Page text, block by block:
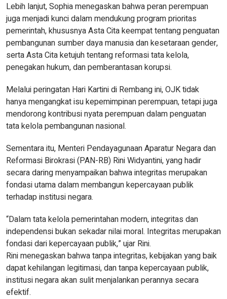
Lebih lanjut, Sophia menegaskan bahwa peran perempuan
juga menjadi kunci dalam mendukung program prioritas
pemerintah, khususnya Asta Cita keempat tentang penguatan
pembangunan sumber daya manusia dan kesetaraan gender,
serta Asta Cita ketujuh tentang reformasi tata kelola,
penegakan hukum, dan pemberantasan korupsi.
Melalui peringatan Hari Kartini di Rembang ini, OJK tidak
hanya mengangkat isu kepemimpinan perempuan, tetapi juga
mendorong kontribusi nyata perempuan dalam penguatan
tata kelola pembangunan nasional.
Sementara itu, Menteri Pendayagunaan Aparatur Negara dan
Reformasi Birokrasi (PAN-RB) Rini Widyantini, yang hadir
secara daring menyampaikan bahwa integritas merupakan
fondasi utama dalam membangun kepercayaan publik
terhadap institusi negara.
“Dalam tata kelola pemerintahan modern, integritas dan
independensi bukan sekadar nilai moral. Integritas merupakan
fondasi dari kepercayaan publik,” ujar Rini.
Rini menegaskan bahwa tanpa integritas, kebijakan yang baik
dapat kehilangan legitimasi, dan tanpa kepercayaan publik,
institusi negara akan sulit menjalankan perannya secara
efektif.